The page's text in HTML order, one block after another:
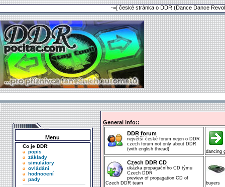
-=[ české stránka o DDR (Dance Dance
Menu
Co je DDR:
popis
základy
simulátory
ovládání
hodnocení
pady
General info::
DDR forum
největší české forum nejen o DDR
czech forum not only about DDR
(with english thread)
dancing
Czech DDR CD
ukázka propagačního CD týmu
Czech DDR
preview of propagation CD of
Czech DDR team
buyers